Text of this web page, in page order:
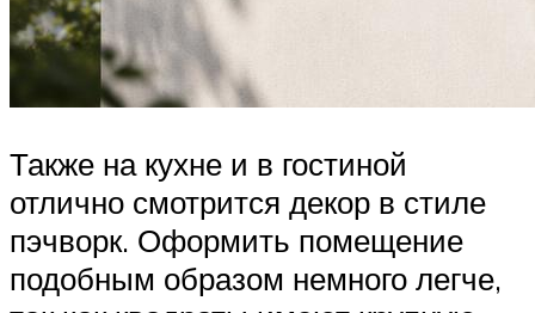
Также на кухне и в гостиной
отлично смотрится декор в стиле
пэчворк. Оформить помещение
подобным образом немного легче,